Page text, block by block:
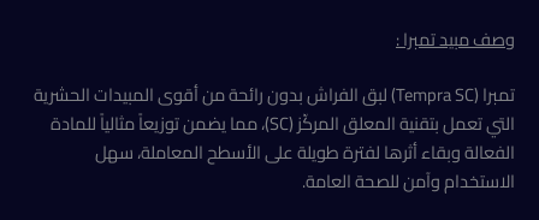
وصف مبيد تمبرا :
تمبرا (Tempra SC) لبق الفراش بدون رائحة من أقوى المبيدات الحشرية
التي تعمل بتقنية المعلق المركّز (SC)، مما يضمن توزيعاً مثالياً للمادة
الفعالة وبقاء أثرها لفترة طويلة على الأسطح المعاملة، سهل
الاستخدام وآمن للصحة العامة.